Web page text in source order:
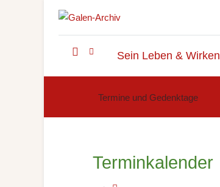
Sein Leben & Wirken
Termine und Gedenktage
Terminkalender